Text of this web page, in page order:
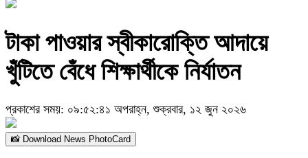
টাকা পাওয়ার স্বীকারোক্তি আদায়ে
খুঁটিতে বেঁধে শিক্ষার্থীকে নির্যাতন
প্রকাশের সময়: ০৯:৫২:৪১ অপরাহ্ন, শুক্রবার, ১২ জুন ২০২৬
📸 Download News PhotoCard